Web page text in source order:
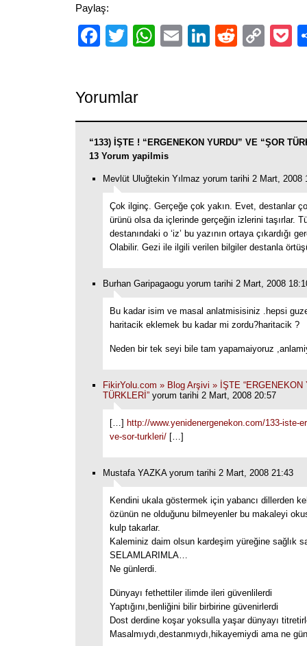
Paylaş:
Facebook
TwitterWhatsApp
EmailLinkedIn
Reddit
Yorumlar
“133) İŞTE ! “ERGENEKON YURDU” VE “ŞOR
13 Yorum yapilmis
Mevlüt Uluğtekin Yılmaz yorum tarihi 2 Mart, 2008
Çok ilginç. Gerçeğe çok yakın. Evet, destanlar
ürünü olsa da içlerinde gerçeğin izlerini taşırlar.
destanındaki o ‘iz’ bu yazının ortaya çıkardığı
Olabilir. Gezi ile ilgili verilen bilgiler destanla
Burhan Garipagaogu yorum tarihi 2 Mart, 2008
Bu kadar isim ve masal anlatmisisiniz .hepsi
haritacik eklemek bu kadar mi zordu?haritacik ?
Neden bir tek seyi bile tam yapamaiyoruz
FikirYolu.com » Blog Arşivi » İŞTE “ERGENEKON
TÜRKLERİ” yorum tarihi 2 Mart, 2008 20:57
[…] http://www.yenidenergenekon.com/133-iste-
ve-sor-turkleri/ […]
Mustafa YAZKA yorum tarihi 2 Mart, 2008 21:43
Kendini ukala göstermek için yabancı dillerden
özünün ne olduğunu bilmeyenler bu makaleyi
kulp takarlar.
Kaleminiz daim olsun kardeşim yüreğine sağlık
SELAMLARIMLA…
Ne günlerdi.
Dünyayı fethettiler ilimde ileri güvenlilerdi
Yaptığını,benliğini bilir birbirine güvenirlerdi
Dost derdine koşar yoksulla yaşar dünyayı
Masalmıydı,destanmıydı,hikayemiydi ama ne